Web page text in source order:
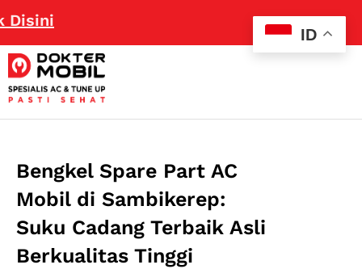
Bengkel Spare Part AC
Mobil di Sambikerep:
Suku Cadang Terbaik Asli
Berkualitas Tinggi
ID